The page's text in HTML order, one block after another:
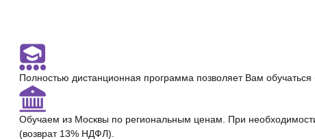
Полностью дистанционная программа позволяет Вам
Обучаем из Москвы по региональным ценам. При
(возврат 13% НДФЛ).